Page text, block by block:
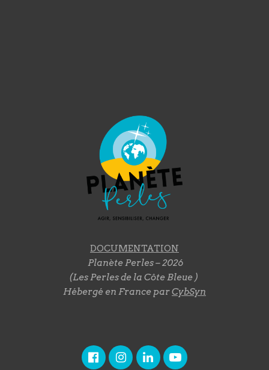
DOCUMENTATION
Planète Perles – 2026
(Les Perles de la Côte Bleue )
Hébergé en France parCybSyn